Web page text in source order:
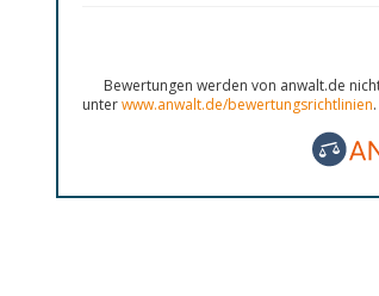
Bewertungen werden von anwalt.de
unterwww.anwalt.de/bewertungsrichtlinien.